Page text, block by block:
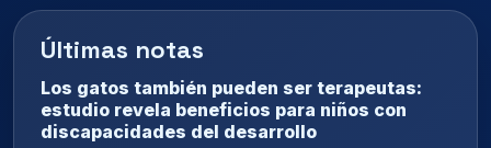
Últimas notas
Los gatos también pueden ser terapeutas:
estudio revela beneficios para niños con
discapacidades del desarrollo